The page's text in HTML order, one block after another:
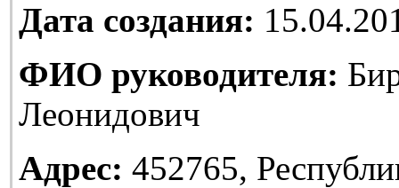
Дата создания:
ФИО руководителя:
Леонидович
Адрес: 452765,